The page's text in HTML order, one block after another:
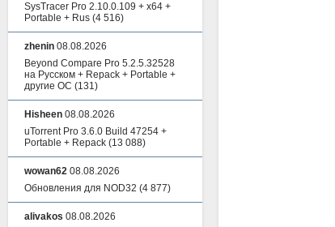
SysTracer Pro 2.10.0.109 + x64 +
Portable + Rus (4 516)
zhenin 08.08.2026
Beyond Compare Pro 5.2.5.32528
на Русском + Repack + Portable +
другие ОС (131)
Hisheen 08.08.2026
uTorrent Pro 3.6.0 Build 47254 +
Portable + Repack (13 088)
wowan62 08.08.2026
Обновления для NOD32 (4 877)
alivakos 08.08.2026